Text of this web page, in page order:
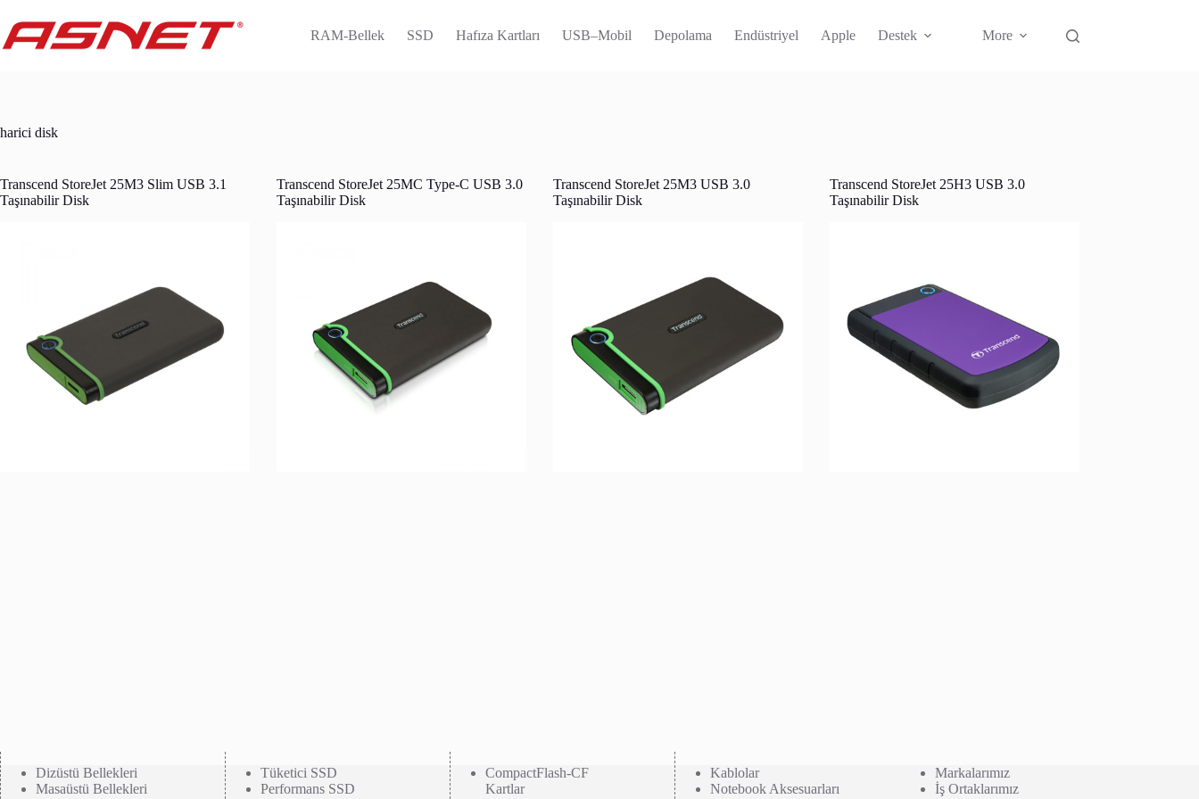
content
RAM-Bellek SSD Hafıza Kartları USB–Mobil Depolama Endüstriyel Apple Destek More
harici disk
Transcend StoreJet 25M3 Slim USB 3.1
Taşınabilir Disk
Transcend StoreJet 25MC Type-C USB 3.0
Taşınabilir Disk
Transcend StoreJet 25M3 USB 3.0
Taşınabilir Disk
Transcend StoreJet 25H3 USB 3.0
Taşınabilir Disk
Dizüstü Bellekleri
Masaüstü Bellekleri
Tüketici SSD
Performans SSD
CompactFlash-CF
Kartlar
Kablolar
Notebook Aksesuarları
Markalarımız
İş Ortaklarımız